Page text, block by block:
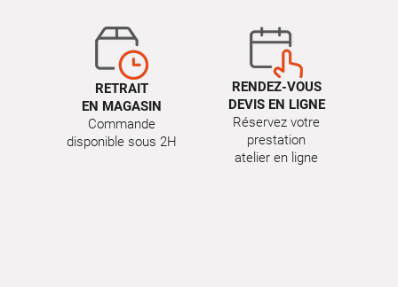
RETRAIT
EN MAGASIN
Commande
disponible sous 2H
RENDEZ-VOUS
DEVIS EN LIGNE
Réservez votre
prestation
atelier en ligne